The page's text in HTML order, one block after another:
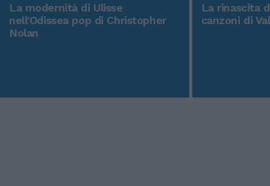
La modernità di Ulisse
nell'Odissea pop di Christopher
Nolan
La rinascita
canzoni di